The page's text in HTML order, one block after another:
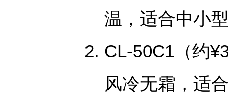
温，适合中小
CL-50C1（约
风冷无霜，适